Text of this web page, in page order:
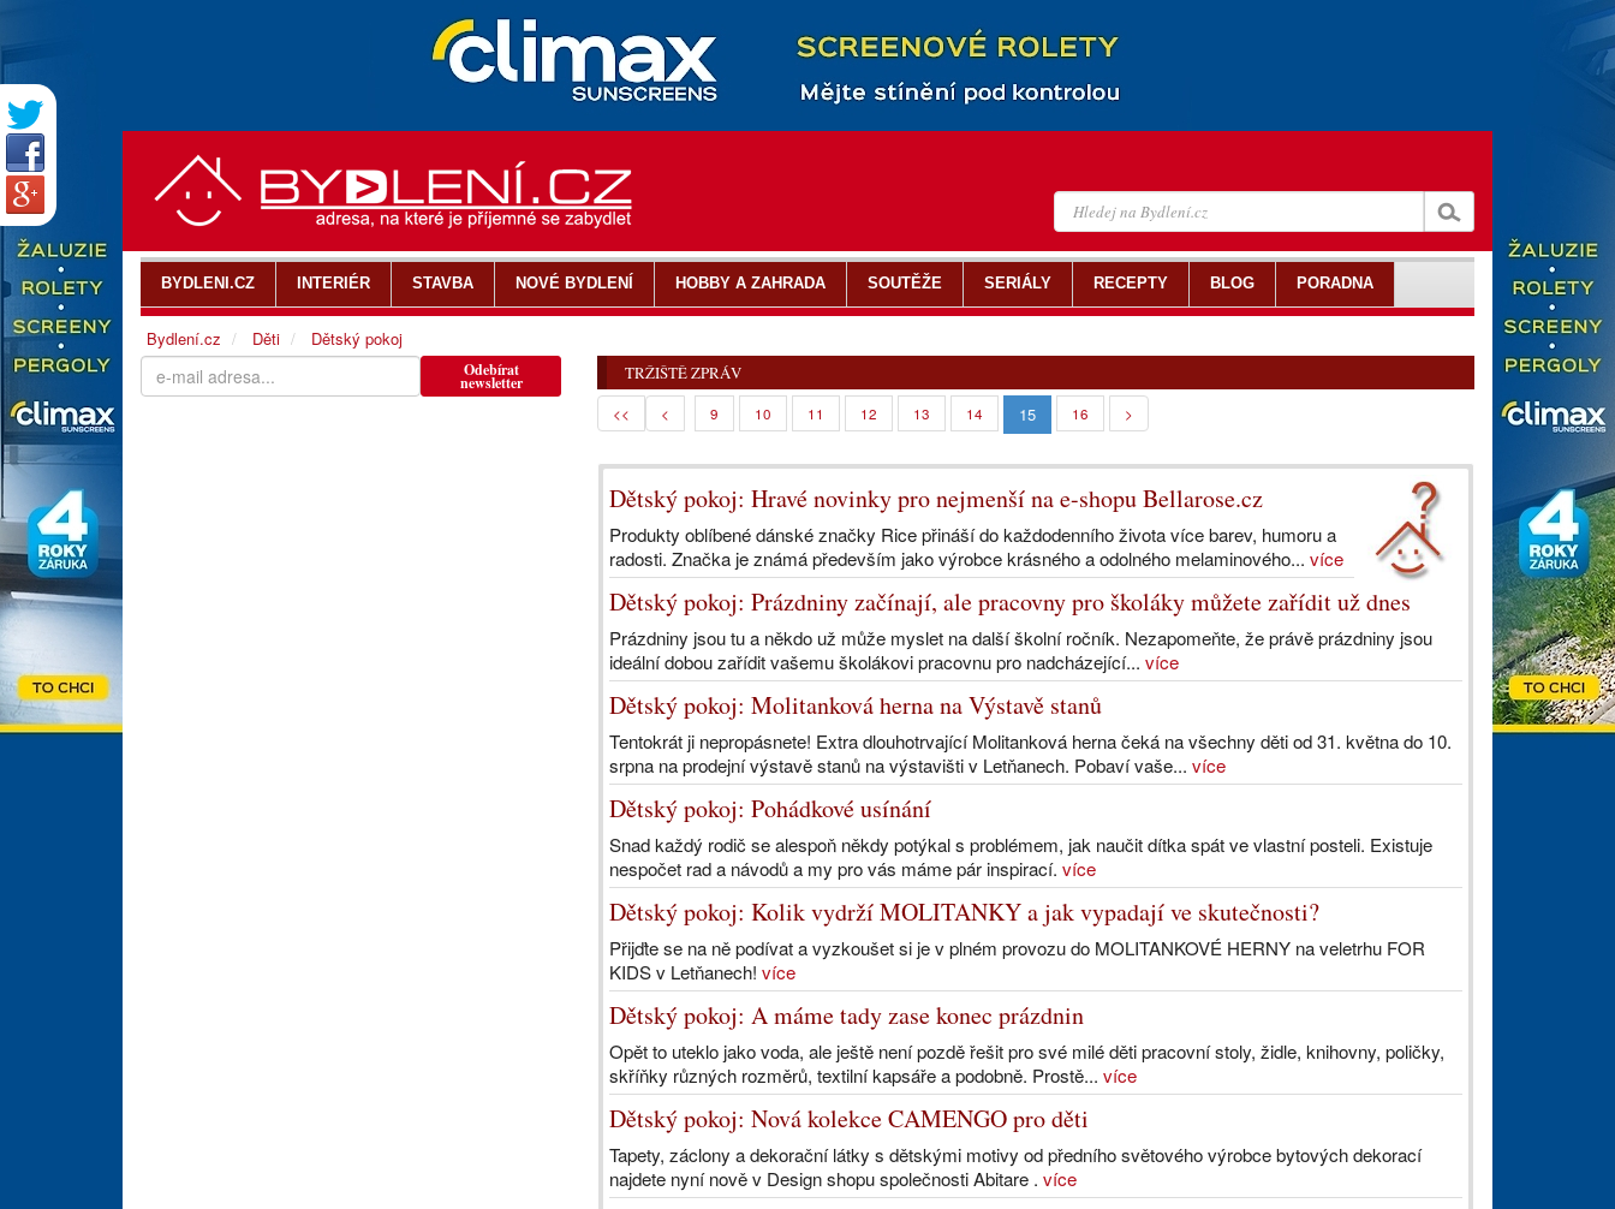
TRŽIŠTĚ ZPRÁV
<< < 9 10 11 12 13 14 15 16 >
Dětský pokoj: Hravé novinky pro nejmenší na e-shopu Bellarose.cz
Produkty oblíbené dánské značky Rice přináší do každodenního života více barev, humoru a
radosti. Značka je známá především jako výrobce krásného a odolného melaminového... více
Dětský pokoj: Prázdniny začínají, ale pracovny pro školáky můžete zařídit už dnes
Prázdniny jsou tu a někdo už může myslet na další školní ročník. Nezapomeňte, že právě prázdniny jsou
ideální dobou zařídit vašemu školákovi pracovnu pro nadcházející... více
Dětský pokoj: Molitanková herna na Výstavě stanů
Tentokrát ji nepropásnete! Extra dlouhotrvající Molitanková herna čeká na všechny děti od 31. května do 10.
srpna na prodejní výstavě stanů na výstavišti v Letňanech. Pobaví vaše... více
Dětský pokoj: Pohádkové usínání
Snad každý rodič se alespoň někdy potýkal s problémem, jak naučit dítka spát ve vlastní posteli. Existuje
nespočet rad a návodů a my pro vás máme pár inspirací. více
Dětský pokoj: Kolik vydrží MOLITANKY a jak vypadají ve skutečnosti?
Přijďte se na ně podívat a vyzkoušet si je v plném provozu do MOLITANKOVÉ HERNY na veletrhu FOR
KIDS v Letňanech! více
Dětský pokoj: A máme tady zase konec prázdnin
Opět to uteklo jako voda, ale ještě není pozdě řešit pro své milé děti pracovní stoly, židle, knihovny, poličky,
skříňky různých rozměrů, textilní kapsáře a podobně. Prostě... více
Dětský pokoj: Nová kolekce CAMENGO pro děti
Tapety, záclony a dekorační látky s dětskými motivy od předního světového výrobce bytových dekorací
najdete nyní nově v Design shopu společnosti Abitare . více
Odebírat
newsletter
BYDLENI.CZ INTERIÉR STAVBA NOVÉ BYDLENÍ HOBBY A ZAHRADA SOUTĚŽE SERIÁLY RECEPTY BLOG PORADNA
Bydlení.cz Děti Dětský pokoj